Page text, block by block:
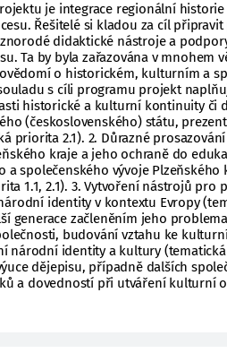
je integrace regionální
Řešitelé si kladou za cíl
didaktické nástroje a
Ta by byla zařazována v mnohem
o historickém, kulturním a
s cíli programu projekt
historické a kulturní kontinuity či
(československého) státu,
priorita 2.1). 2. Důrazné
kraje a jeho ochraně do
společenského vývoje Plzeňského
1.1, 2.1). 3. Vytvoření nástrojů pro
identity v kontextu Evropy
generace začleněním jeho
budování vztahu ke
národní identity a kultury
dějepisu, případně dalších
a dovedností při utváření kulturní